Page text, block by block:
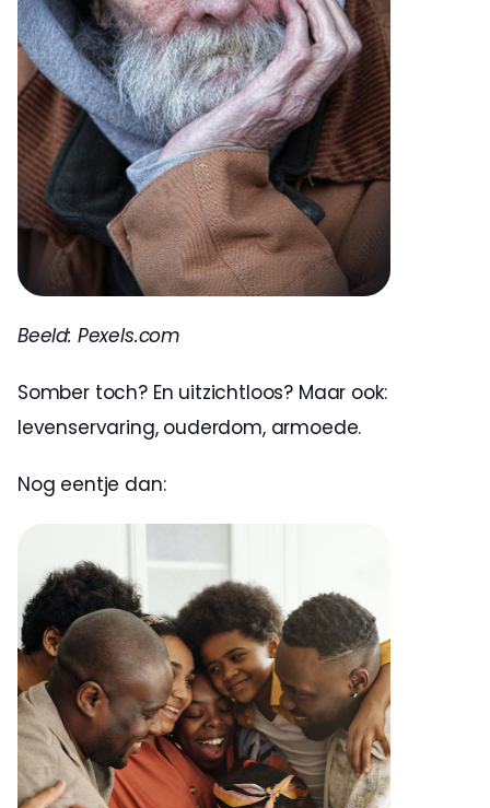
Beeld: Pexels.com
Somber toch? En uitzichtloos? Maar ook:
levenservaring, ouderdom, armoede.
Nog eentje dan: